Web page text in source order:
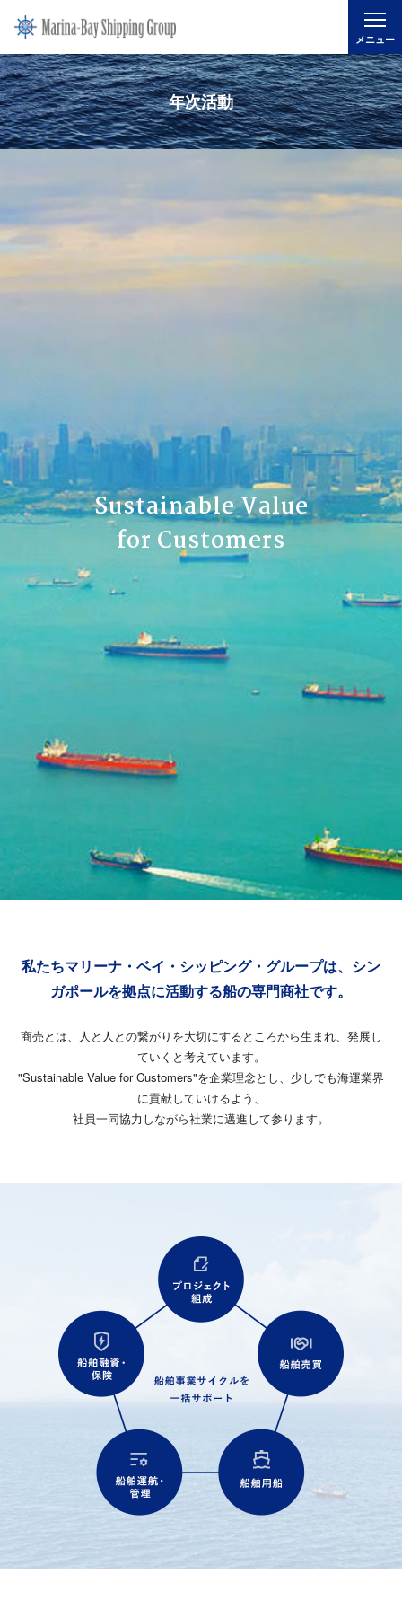
メニュー
年次活動
Sustainable Value
for Customers
私たちマリーナ・ベイ・シッピング・グループは、 シン
ガポールを拠点に活動する船の専門商社です。
商売とは、人と人との繋がりを大切にするところから生まれ、発展し
ていくと考えています。
"Sustainable Value for Customers"を企業理念とし、少しでも海運業界
に貢献していけるよう、
社員一同協力しながら社業に邁進して参ります。